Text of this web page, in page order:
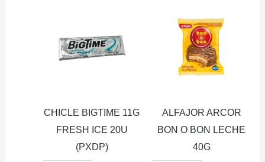
CHICLE BIGTIME 11G
FRESH ICE 20U
(PXDP)
ALFAJOR ARCOR
BON O BON LECHE
40G